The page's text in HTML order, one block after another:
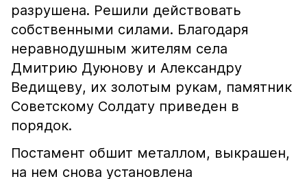
разрушена. Решили действовать
собственными силами. Благодаря
неравнодушным жителям села
Дмитрию Дуюнову и Александру
Ведищеву, их золотым рукам, памятник
Советскому Солдату приведен в
порядок.
Постамент обшит металлом, выкрашен,
на нем снова установлена